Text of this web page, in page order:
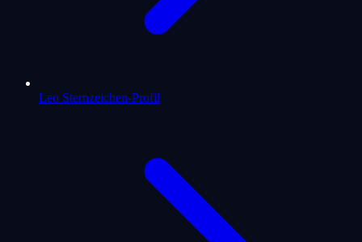
Leo Sternzeichen-Profil